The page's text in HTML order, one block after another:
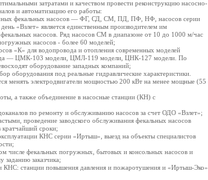
затратами и качеством провести реконструкцию насосно-
и автоматизацию его работы:
фекальных насосов — ФГ, СД, СМ, ПД, ПФ, НФ, насосов серии
«Взлет» является единственным производителем им
насосов. Ряд насосов СМ в диапазоне от 10 до 1000 м/час
насосов - более 60 моделей;
«К» для водопровода и отопления современных моделей
— ЦМК-103 модели, ЦМЛ-119 модели, ЦНК-127 модели. По
оборудование западных компаний;
оборудования под реальные гидравлические характеристики.
менять электродвигатели мощностью 200 кВт на менее мощные (55
а также объединение в насосные станции (КН) с
по ремонту и обслуживанию насосов за счет ОДО «Взлет»;
проведение заводского обслуживания фекальных насосов
сроки;
КНС серии «Иртыш», выезд на объекты специалистов
числе фекальных погружных, бытовых и консольных насосов и
заданию заказчика;
КНС: станции повышения давления и пожаротушения и «Иртыш-Эко»